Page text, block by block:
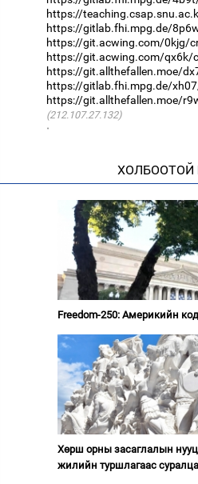
https://
https://gitlab.fhi.mpg.de/
https://git.acwing.com/0kjg/
https://git.acwing.com/qx6k/
https://git.allthefallen.moe/
https://gitlab.fhi.mpg.de/
https://git.allthefallen.moe/
(212.107.27.132)
·
ХОЛБООТОЙ
Freedom-250: Америкийн код
Хөрш орны засаглалын
жилийн туршлагаас